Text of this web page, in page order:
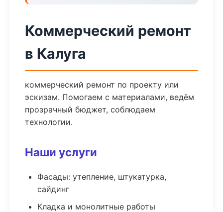
Коммерческий ремонт
в Калуга
коммерческий ремонт по проекту или
эскизам. Помогаем с материалами, ведём
прозрачный бюджет, соблюдаем
технологии.
Наши услуги
Фасады: утепление, штукатурка,
сайдинг
Кладка и монолитные работы